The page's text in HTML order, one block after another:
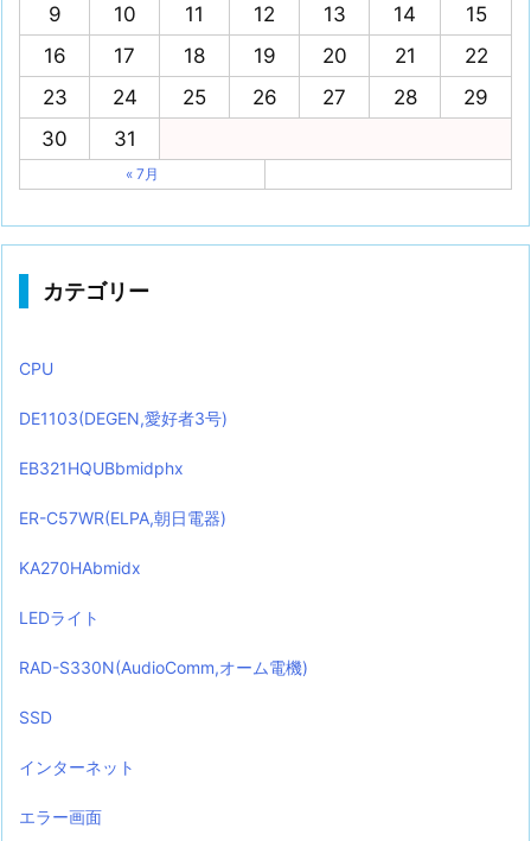
9
10 11 12 13 14
15
16
17 18 19 20 21
22
23
24 25 26 27 28
29
30
31
« 7月
カテゴリー
CPU
DE1103(DEGEN,愛好者3号)
EB321HQUBbmidphx
ER-C57WR(ELPA,朝日電器)
KA270HAbmidx
LEDライト
RAD-S330N(AudioComm,オーム電機)
SSD
インターネット
エラー画面